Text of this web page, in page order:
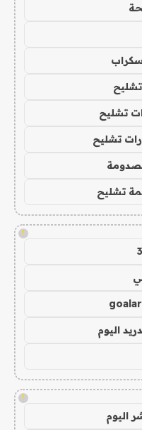
تشليح
تشليح
تشليح
!
اليوم
!
اليوم